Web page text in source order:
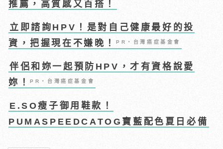
推薦，高質感又百搭！
立即諮詢HPV！是對自己健康最好的投
資，把握現在不嫌晚！PR・台灣癌症基金會
伴侶和妳一起預防HPV，才有資格說愛
妳！PR・台灣癌症基金會
E.SO瘦子御用鞋款！
PUMASPEEDCATOG寶藍配色夏日必備